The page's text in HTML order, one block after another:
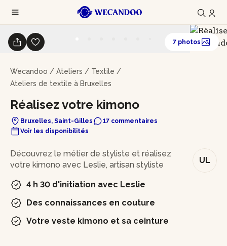
Wecandoo / Ateliers / Textile /
Ateliers de textile à Bruxelles
Réalisez votre kimono
Bruxelles, Saint-Gilles
17 commentaires
Voir les disponibilités
7 photos
En bref
UL
Découvrez le métier de styliste et réalisez
votre kimono avec Leslie, artisan styliste
4 h 30 d'initiation avec Leslie
Des connaissances en couture
Votre veste kimono et sa ceinture